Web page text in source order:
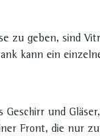
geben, sind
kann ein
und
Front, die nur